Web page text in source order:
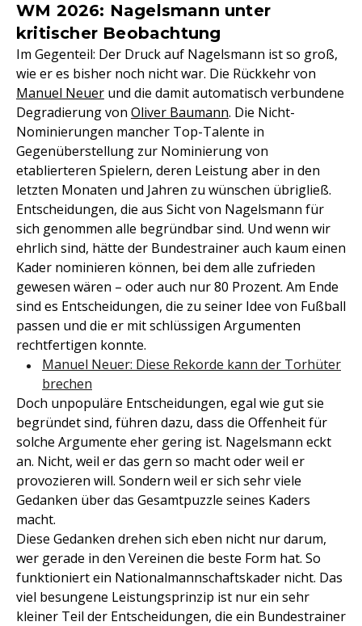
WM 2026: Nagelsmann unter
kritischer Beobachtung
Im Gegenteil: Der Druck auf Nagelsmann ist so groß,
wie er es bisher noch nicht war. Die Rückkehr von
Manuel Neuer und die damit automatisch verbundene
Degradierung von Oliver Baumann. Die Nicht-
Nominierungen mancher Top-Talente in
Gegenüberstellung zur Nominierung von
etablierteren Spielern, deren Leistung aber in den
letzten Monaten und Jahren zu wünschen übrigließ.
Entscheidungen, die aus Sicht von Nagelsmann für
sich genommen alle begründbar sind. Und wenn wir
ehrlich sind, hätte der Bundestrainer auch kaum einen
Kader nominieren können, bei dem alle zufrieden
gewesen wären – oder auch nur 80 Prozent. Am Ende
sind es Entscheidungen, die zu seiner Idee von Fußball
passen und die er mit schlüssigen Argumenten
rechtfertigen konnte.
Manuel Neuer: Diese Rekorde kann der Torhüter
brechen
Doch unpopuläre Entscheidungen, egal wie gut sie
begründet sind, führen dazu, dass die Offenheit für
solche Argumente eher gering ist. Nagelsmann eckt
an. Nicht, weil er das gern so macht oder weil er
provozieren will. Sondern weil er sich sehr viele
Gedanken über das Gesamtpuzzle seines Kaders
macht.
Diese Gedanken drehen sich eben nicht nur darum,
wer gerade in den Vereinen die beste Form hat. So
funktioniert ein Nationalmannschaftskader nicht. Das
viel besungene Leistungsprinzip ist nur ein sehr
kleiner Teil der Entscheidungen, die ein Bundestrainer